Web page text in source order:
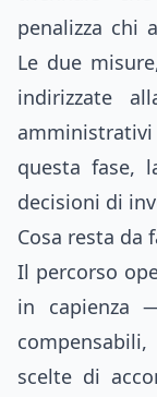
penalizza chi
Le due
indirizzate
questa fase,
decisioni di
Cosa resta da
Il percorso
in capienza
scelte di